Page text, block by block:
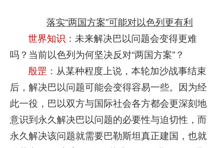
落实“两国方案”可能对以色列更有利
世界知识： 未来解决巴以问题会变得更难
吗？当前以色列为何坚决反对“两国方案”？
殷罡： 从某种程度上说，本轮加沙战事结束
后，解决巴以问题可能会变得容易一些。因为经
此一役，巴以双方与国际社会各方都会更深刻地
意识到永久解决巴以问题的必要性与迫切性，而
永久解决该问题就需要巴勒斯坦真正建国，也就